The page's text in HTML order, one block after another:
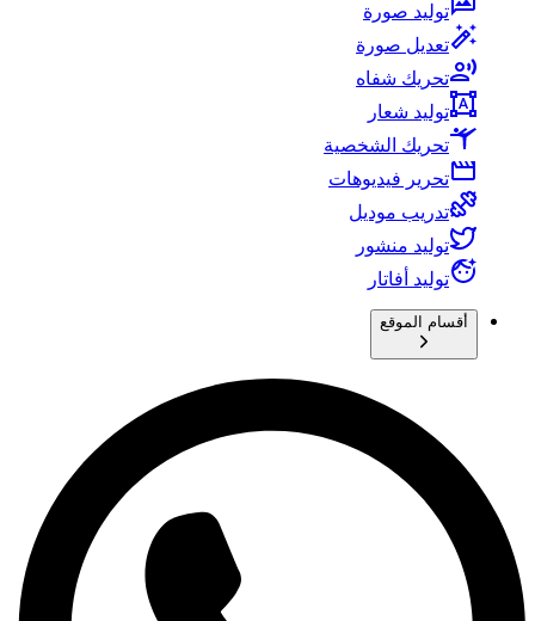
توليد صورة
تعديل صورة
تحريك شفاه
توليد شعار
تحريك الشخصية
تحرير فيديوهات
تدريب موديل
توليد منشور
توليد أفاتار
أقسام الموقع